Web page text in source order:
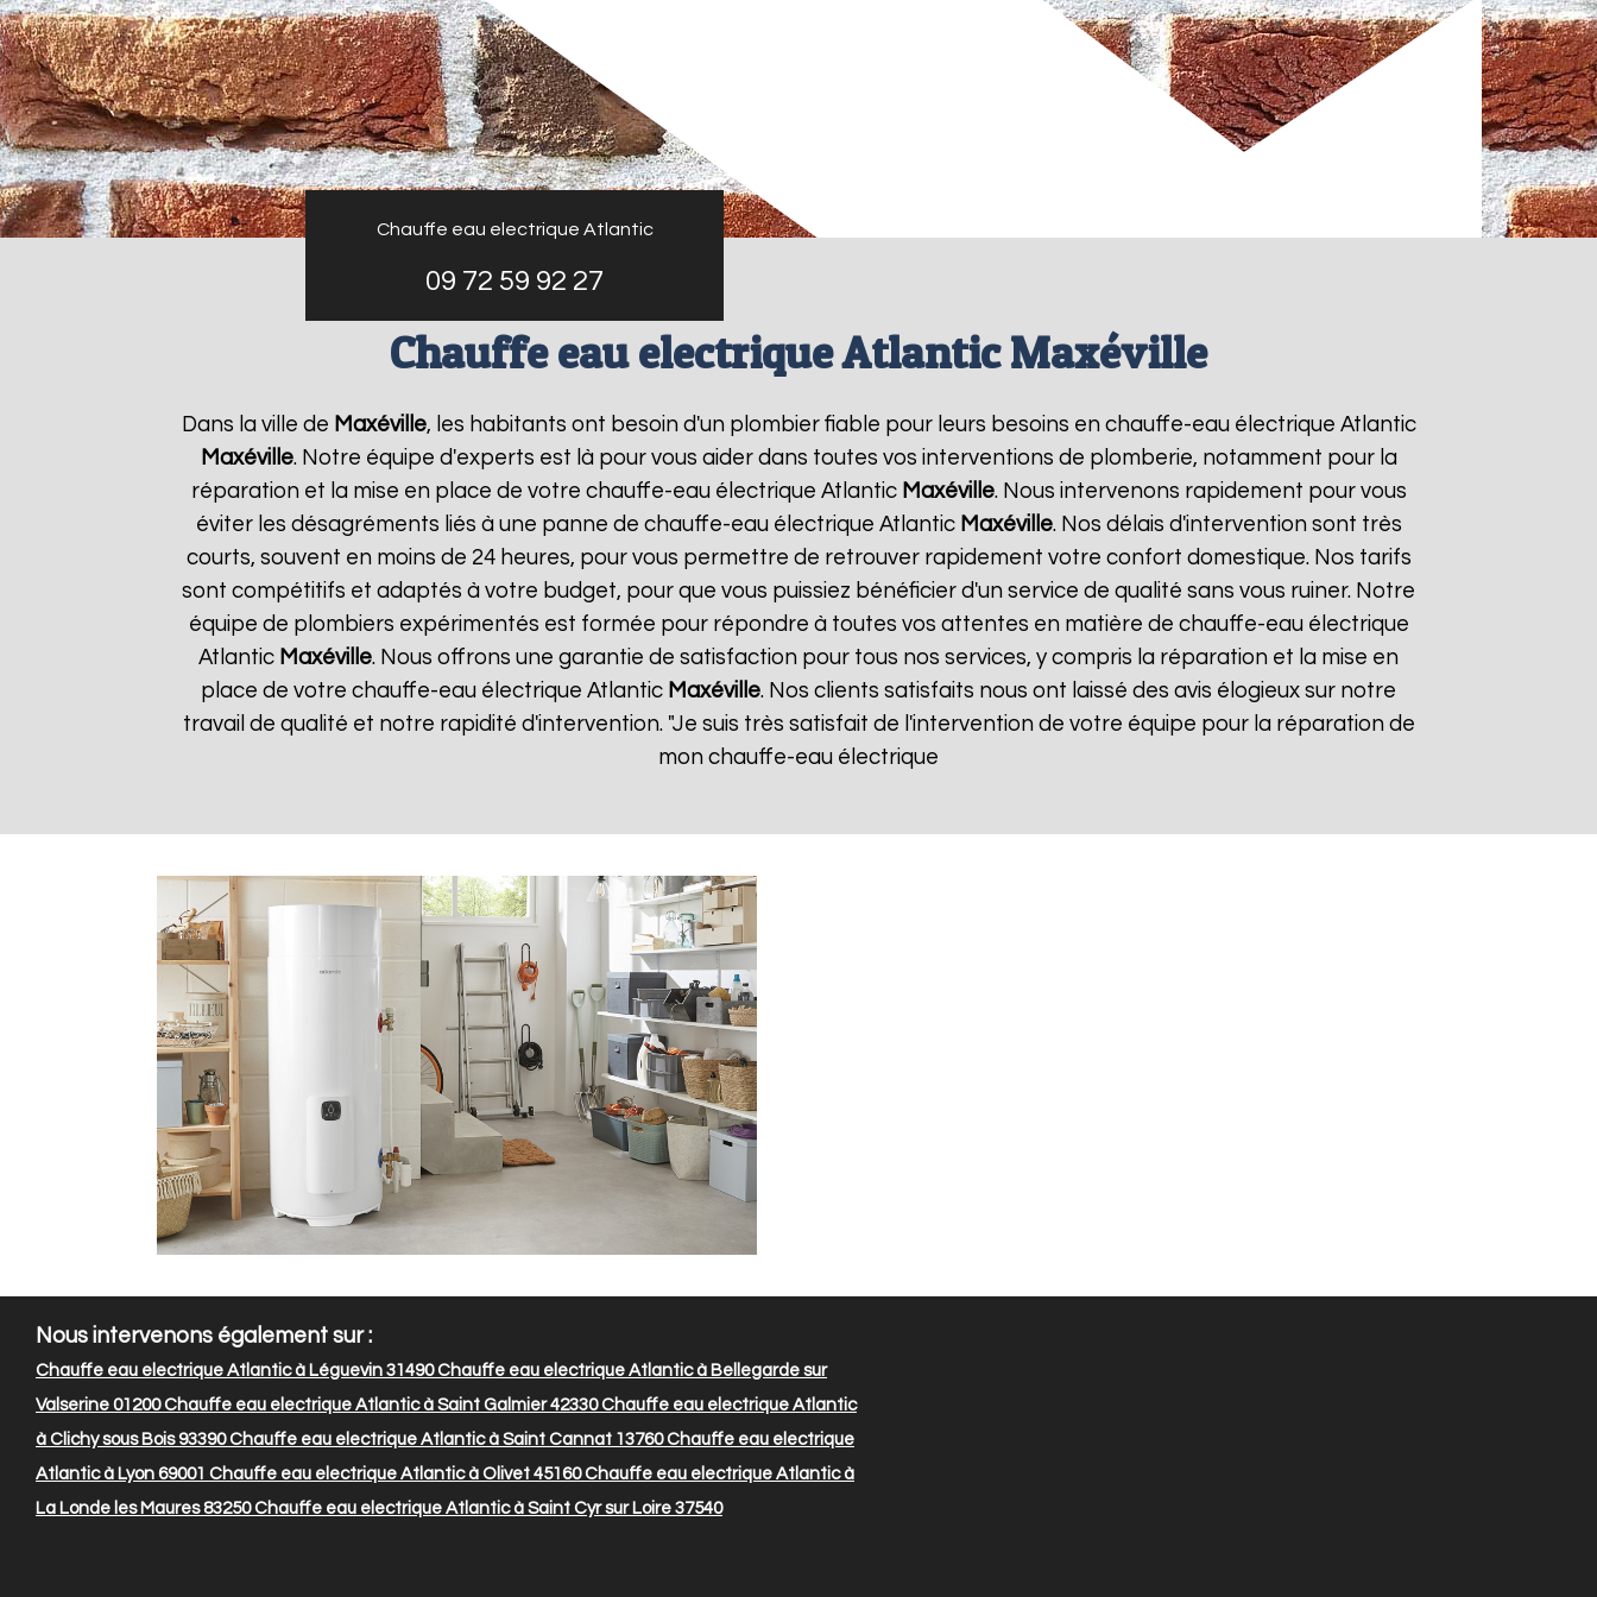
Chauffe eau electrique Atlantic
09 72 59 92 27
Chauffe eau electrique Atlantic Maxéville
Dans la ville de Maxéville, les habitants ont besoin d'un plombier fiable pour leurs besoins en chauffe-eau électrique Atlantic
Maxéville. Notre équipe d'experts est là pour vous aider dans toutes vos interventions de plomberie, notamment pour la
réparation et la mise en place de votre chauffe-eau électrique Atlantic Maxéville. Nous intervenons rapidement pour vous
éviter les désagréments liés à une panne de chauffe-eau électrique Atlantic Maxéville. Nos délais d'intervention sont très
courts, souvent en moins de 24 heures, pour vous permettre de retrouver rapidement votre confort domestique. Nos tarifs
sont compétitifs et adaptés à votre budget, pour que vous puissiez bénéficier d'un service de qualité sans vous ruiner. Notre
équipe de plombiers expérimentés est formée pour répondre à toutes vos attentes en matière de chauffe-eau électrique
Atlantic Maxéville. Nous offrons une garantie de satisfaction pour tous nos services, y compris la réparation et la mise en
place de votre chauffe-eau électrique Atlantic Maxéville. Nos clients satisfaits nous ont laissé des avis élogieux sur notre
travail de qualité et notre rapidité d'intervention. "Je suis très satisfait de l'intervention de votre équipe pour la réparation de
mon chauffe-eau électrique
Nous intervenons également sur :
Chauffe eau electrique Atlantic à Léguevin 31490Chauffe eau electrique Atlantic à Bellegarde sur
Valserine 01200Chauffe eau electrique Atlantic à Saint Galmier 42330Chauffe eau electrique Atlantic
à Clichy sous Bois 93390Chauffe eau electrique Atlantic à Saint Cannat 13760Chauffe eau electrique
Atlantic à Lyon 69001 Chauffe eau electrique Atlantic à Olivet 45160Chauffe eau electrique Atlantic à
La Londe les Maures 83250Chauffe eau electrique Atlantic à Saint Cyr sur Loire 37540